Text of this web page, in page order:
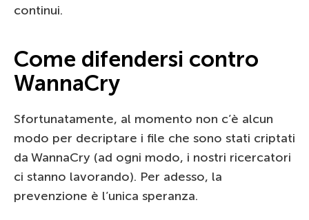
continui.
Come difendersi contro
WannaCry
Sfortunatamente, al momento non c’è alcun
modo per decriptare i file che sono stati criptati
da WannaCry (ad ogni modo, i nostri ricercatori
ci stanno lavorando). Per adesso, la
prevenzione è l’unica speranza.